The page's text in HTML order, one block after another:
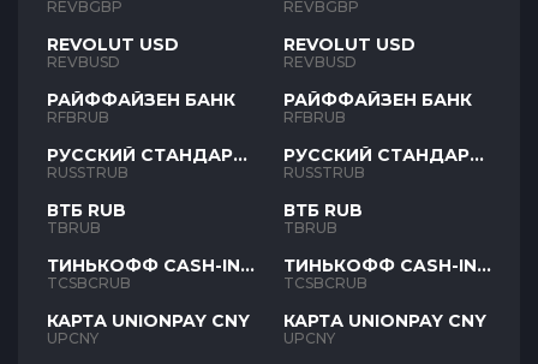
REVBGBP
REVOLUT USD
REVBUSD
РАЙФФАЙЗЕН БАНК
RFBRUB
РУССКИЙ СТАНДАРТ
RUB
RUSSTRUB
ВТБ RUB
TBRUB
ТИНЬКОФФ CASH-IN
RUB
TCSBCRUB
КАРТА UNIONPAY CNY
UPCNY
REVBGBP
REVOLUT USD
REVBUSD
РАЙФФАЙЗЕН БАНК
RFBRUB
РУССКИЙ СТАНДАРТ
RUB
RUSSTRUB
ВТБ RUB
TBRUB
ТИНЬКОФФ CASH-IN
RUB
TCSBCRUB
КАРТА UNIONPAY CNY
UPCNY